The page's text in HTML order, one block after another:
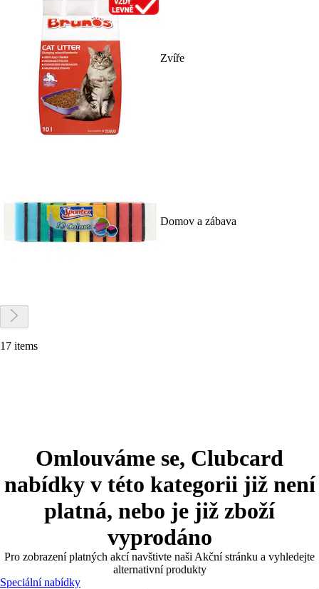
Zvíře
Domov a zábava
17 items
Omlouváme se, Clubcard
nabídky v této kategorii již není
platná, nebo je již zboží
vyprodáno
Pro zobrazení platných akcí navštivte naši Akční stránku a vyhledejte
alternativní produkty
Speciální nabídky